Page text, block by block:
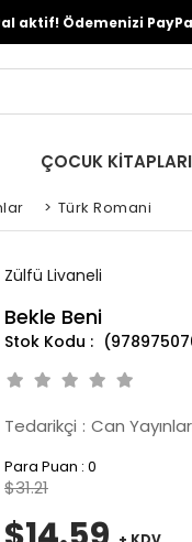
aktif! Ödemenizi
ÇOCUK KİTAPLARI
> Türk Romani
Zülfü Livaneli
Bekle Beni
Tedarikçi : Can
Para Puan : 0
$31.21